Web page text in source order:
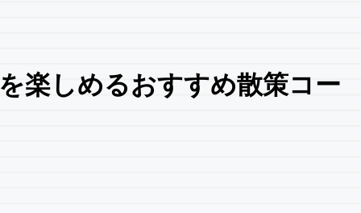
楽しめるおすすめ散策コー